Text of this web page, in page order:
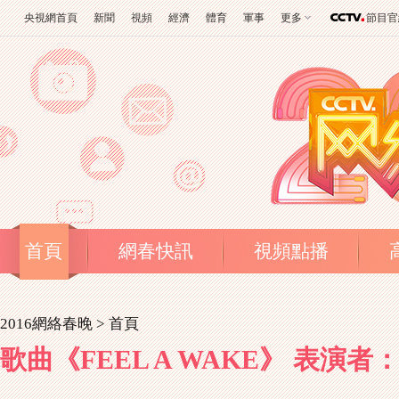
央視網首頁 新聞 視頻 經濟 體育 軍事 更多 節目
首頁 網春快訊 視頻點播
2016網絡春晚 >首頁
歌曲《FEEL A WAKE》 表演者